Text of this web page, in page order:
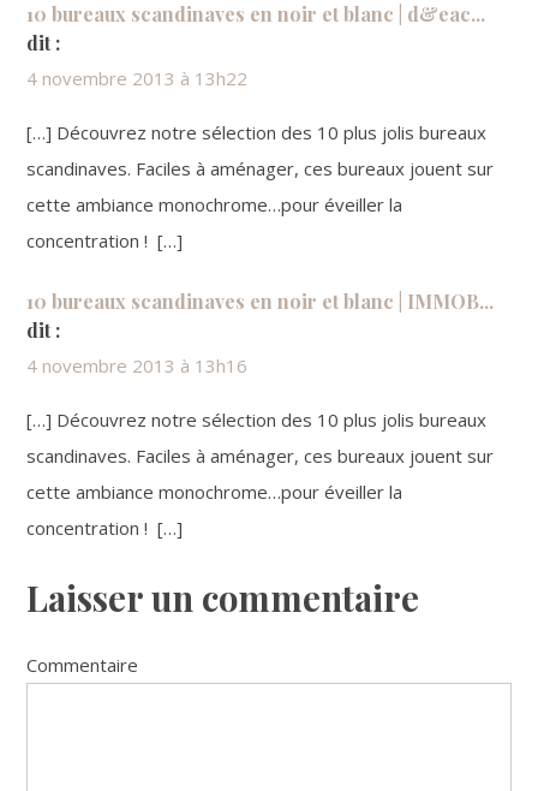
10 bureaux scandinaves en noir et blanc | d&eac...
dit :
4 novembre 2013 à 13h22
[…] Découvrez notre sélection des 10 plus jolis bureaux
scandinaves. Faciles à aménager, ces bureaux jouent sur
cette ambiance monochrome…pour éveiller la
concentration ! […]
10 bureaux scandinaves en noir et blanc | IMMOB...
dit :
4 novembre 2013 à 13h16
[…] Découvrez notre sélection des 10 plus jolis bureaux
scandinaves. Faciles à aménager, ces bureaux jouent sur
cette ambiance monochrome…pour éveiller la
concentration ! […]
Laisser un commentaire
Commentaire